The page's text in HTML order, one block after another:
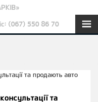
(067) 550 86 70
та